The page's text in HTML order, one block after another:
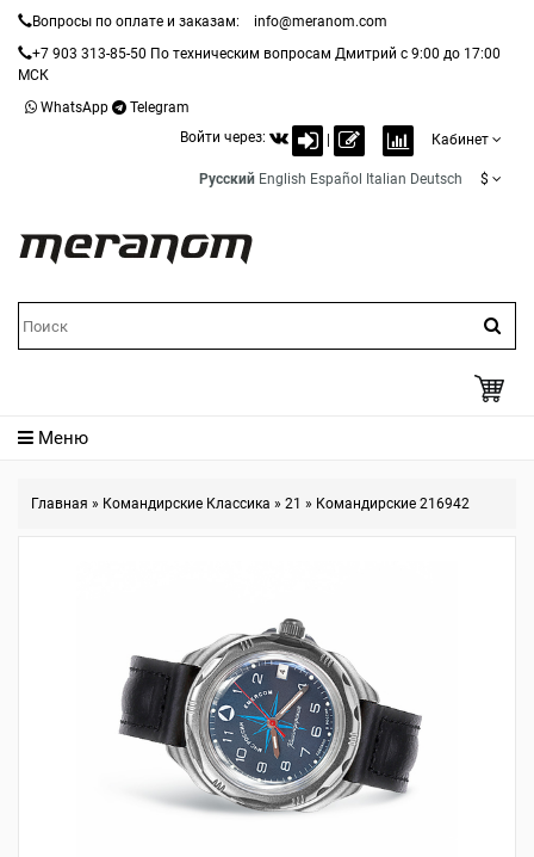
Вопросы по оплате и заказам:
info@meranom.com
+7 903 313-85-50 По техническим вопросам Дмитрий с 9:00 до 17:00
МСК
WhatsApp
Telegram
Войти через:
Кабинет
Русский English Español Italian Deutsch $
Меню
Главная » Командирские Классика » 21 » Командирские 216942